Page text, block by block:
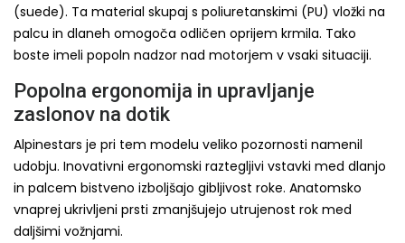
(suede). Ta material skupaj s poliuretanskimi (PU) vložki na
palcu in dlaneh omogoča odličen oprijem krmila. Tako
boste imeli popoln nadzor nad motorjem v vsaki situaciji.
Popolna ergonomija in upravljanje
zaslonov na dotik
Alpinestars je pri tem modelu veliko pozornosti namenil
udobju. Inovativni ergonomski raztegljivi vstavki med dlanjo
in palcem bistveno izboljšajo gibljivost roke. Anatomsko
vnaprej ukrivljeni prsti zmanjšujejo utrujenost rok med
daljšimi vožnjami.